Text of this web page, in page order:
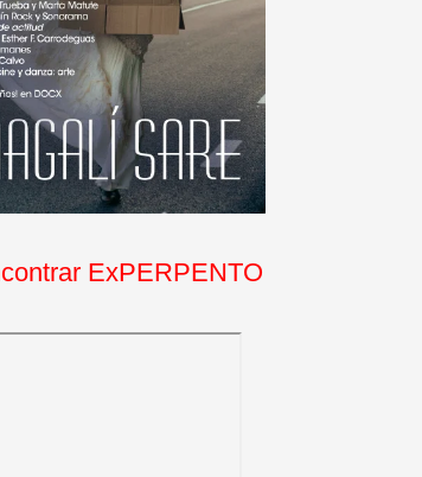
ExPERPENTO